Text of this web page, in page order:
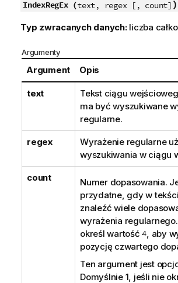
IndexRegEx (text, regex [, count] )
Typ zwracanych danych: liczba
Argumenty
Argument Opis
text
Tekst ciągu
ma być wyszukiwane
regularne.
regex
Wyrażenie regularne
wyszukiwania w ciągu
count
Numer dopasowania.
przydatne, gdy w
znaleźć wiele
wyrażenia regularnego.
określ wartość4 , aby
pozycję czwartego
Ten argument jest
Domyślnie 1 , jeśli nie